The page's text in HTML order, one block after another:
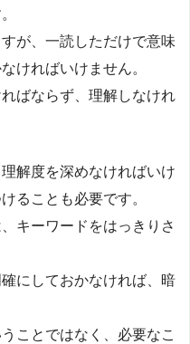
が、一読しただけで意味
ければいけません。
ばならず、理解しなけれ
解度を深めなければいけ
ることも必要です。
キーワードをはっきりさ
にしておかなければ、暗
ことではなく、必要なこ